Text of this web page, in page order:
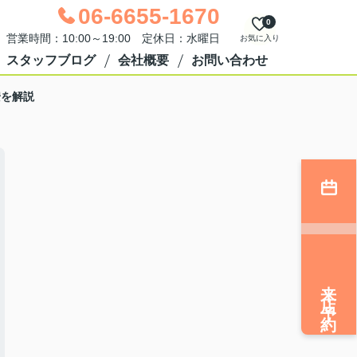
06-6655-1670
営業時間：10:00～19:00 定休日：水曜日 お気に入り
0
スタッフブログ 会社概要 お問い合わせ
解説
来店予約